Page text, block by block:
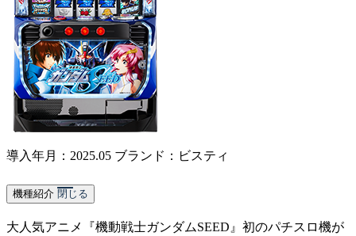
導入年月：2025.05 ブランド：ビスティ
機種紹介 閉じる
大人気アニメ『機動戦士ガンダムSEED』初のパチスロ機が